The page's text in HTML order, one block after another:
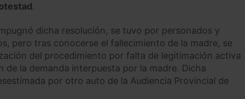
.
dicha resolución, se tuvo por personados y
pero tras conocerse el fallecimiento de la madre, se
del procedimiento por falta de legitimación activa
de la demanda interpuesta por la madre. Dicha
por otro auto de la Audiencia Provincial de